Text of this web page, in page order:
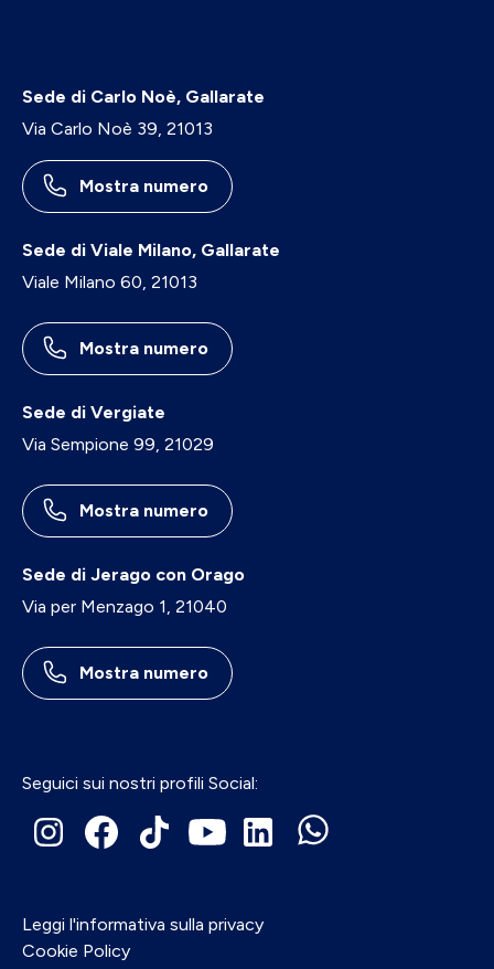
Sede di Carlo Noè, Gallarate
Via Carlo Noè 39, 21013
Mostra numero
Sede di Viale Milano, Gallarate
Viale Milano 60, 21013
Mostra numero
Sede di Vergiate
Via Sempione 99, 21029
Mostra numero
Sede di Jerago con Orago
Via per Menzago 1, 21040
Mostra numero
Seguici sui nostri profili Social:
Leggi l'informativa sulla privacy
Cookie Policy